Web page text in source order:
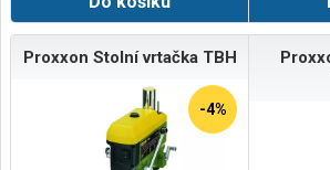
zakalená.
Rukojeť je
kvalitního
proti
rukojeť
části
Proxxon Stolní vrtačka TBH
-4%